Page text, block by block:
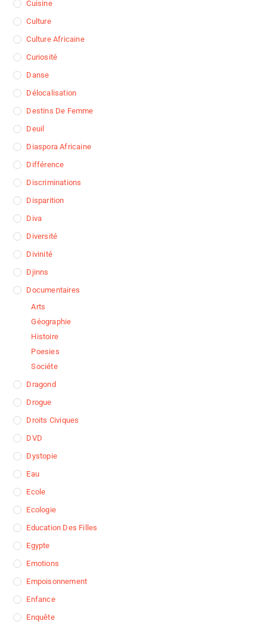
Cuisine
Culture
Culture Africaine
Curiosité
Danse
Délocalisation
Destins De Femme
Deuil
Diaspora Africaine
Différence
Discriminations
Disparition
Diva
Diversité
Divinité
Djinns
Documentaires
Arts
Géographie
Histoire
Poesies
Sociéte
Dragond
Drogue
Droits Civiques
DVD
Dystopie
Eau
Ecole
Ecologie
Education Des Filles
Egypte
Emotions
Empoisonnement
Enfance
Enquête